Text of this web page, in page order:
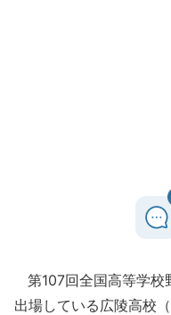
第107回全国高等学校
出場している広陵高校